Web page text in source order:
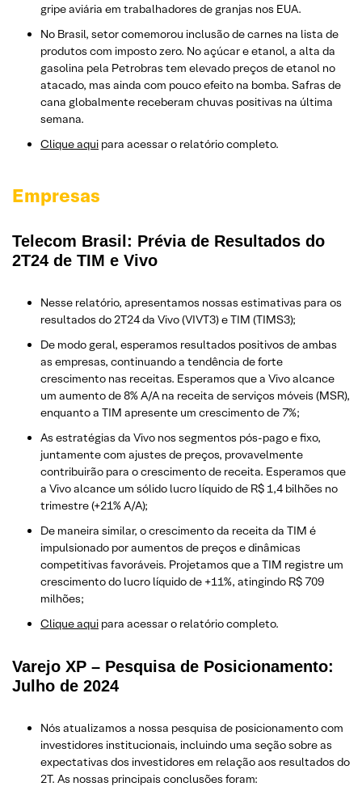
gripe aviária em trabalhadores de granjas nos EUA.
No Brasil, setor comemorou inclusão de carnes na lista de
produtos com imposto zero. No açúcar e etanol, a alta da
gasolina pela Petrobras tem elevado preços de etanol no
atacado, mas ainda com pouco efeito na bomba. Safras de
cana globalmente receberam chuvas positivas na última
semana.
Clique aqui para acessar o relatório completo.
Empresas
Telecom Brasil: Prévia de Resultados do
2T24 de TIM e Vivo
Nesse relatório, apresentamos nossas estimativas para os
resultados do 2T24 da Vivo (VIVT3) e TIM (TIMS3);
De modo geral, esperamos resultados positivos de ambas
as empresas, continuando a tendência de forte
crescimento nas receitas. Esperamos que a Vivo alcance
um aumento de 8% A/A na receita de serviços móveis (MSR),
enquanto a TIM apresente um crescimento de 7%;
As estratégias da Vivo nos segmentos pós-pago e fixo,
juntamente com ajustes de preços, provavelmente
contribuirão para o crescimento de receita. Esperamos que
a Vivo alcance um sólido lucro líquido de R$ 1,4 bilhões no
trimestre (+21% A/A);
De maneira similar, o crescimento da receita da TIM é
impulsionado por aumentos de preços e dinâmicas
competitivas favoráveis. Projetamos que a TIM registre um
crescimento do lucro líquido de +11%, atingindo R$ 709
milhões;
Clique aqui para acessar o relatório completo.
Varejo XP – Pesquisa de Posicionamento:
Julho de 2024
Nós atualizamos a nossa pesquisa de posicionamento com
investidores institucionais, incluindo uma seção sobre as
expectativas dos investidores em relação aos resultados do
2T. As nossas principais conclusões foram: